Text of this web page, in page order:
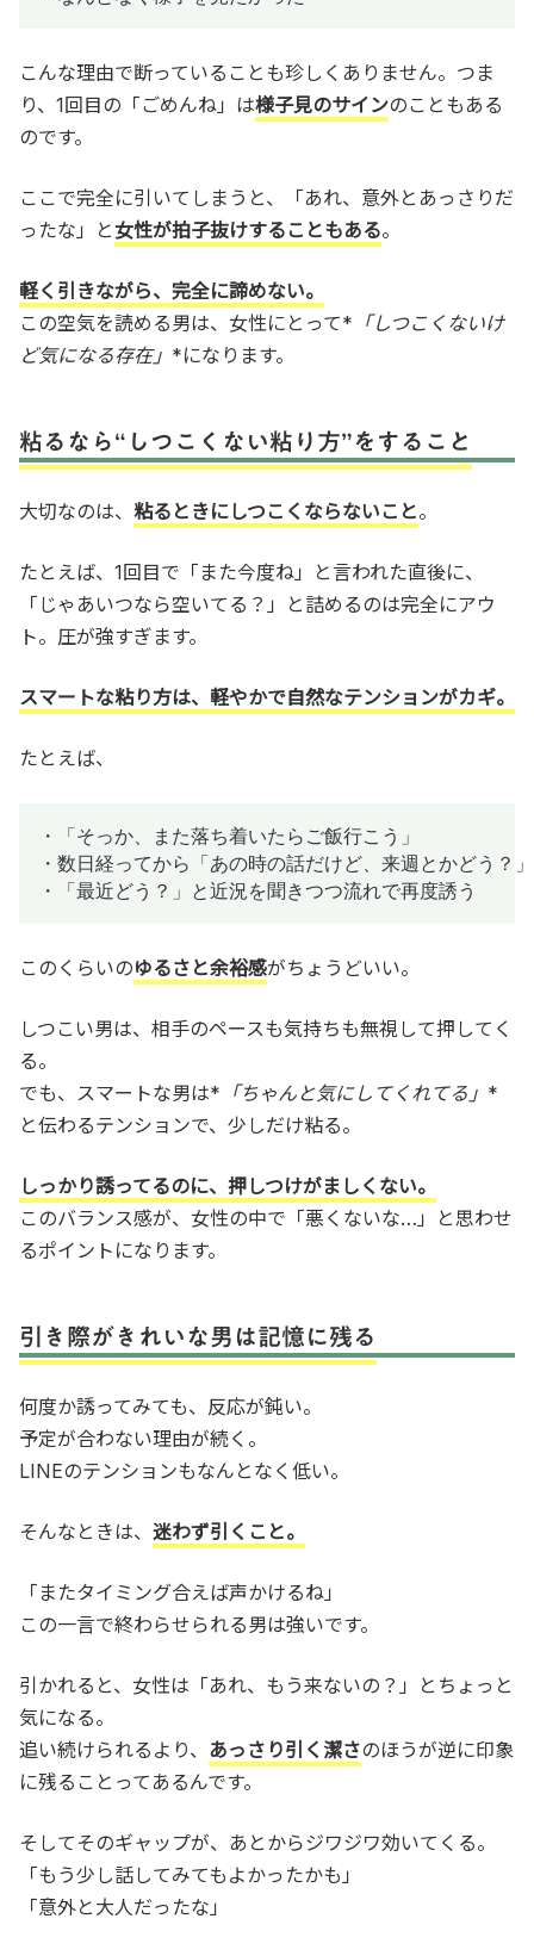
こんな理由で断っていることも珍しくありません。つま
り、1回目の「ごめんね」は様子見のサインのこともある
のです。
ここで完全に引いてしまうと、「あれ、意外とあっさりだ
ったな」と女性が拍子抜けすることもある。
軽く引きながら、完全に諦めない。
この空気を読める男は、女性にとって* 「しつこくないけ
ど気になる存在」 *になります。
粘るなら“しつこくない粘り方”をすること
大切なのは、 粘るときにしつこくならないこと。
たとえば、1回目で「また今度ね」と言われた直後に、
「じゃあいつなら空いてる？」と詰めるのは完全にアウ
ト。圧が強すぎます。
スマートな粘り方は、軽やかで自然なテンションがカギ。
たとえば、
・「そっか、また落ち着いたらご飯行こう」
・数日経ってから「あの時の話だけど、来週とかどう？」
・「最近どう？」と近況を聞きつつ流れで再度誘う
このくらいのゆるさと余裕感がちょうどいい。
しつこい男は、相手のペースも気持ちも無視して押してく
る。
でも、スマートな男は* 「ちゃんと気にしてくれてる」 *
と伝わるテンションで、少しだけ粘る。
しっかり誘ってるのに、押しつけがましくない。
このバランス感が、女性の中で「悪くないな…」と思わせ
るポイントになります。
引き際がきれいな男は記憶に残る
何度か誘ってみても、反応が鈍い。
予定が合わない理由が続く。
LINEのテンションもなんとなく低い。
そんなときは、 迷わず引くこと。
「またタイミング合えば声かけるね」
この一言で終わらせられる男は強いです。
引かれると、女性は「あれ、もう来ないの？」とちょっと
気になる。
追い続けられるより、 あっさり引く潔さのほうが逆に印象
に残ることってあるんです。
そしてそのギャップが、あとからジワジワ効いてくる。
「もう少し話してみてもよかったかも」
「意外と大人だったな」